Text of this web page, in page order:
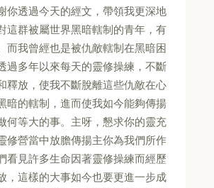
你透過今天的經文，帶領我更深地
這群被屬世界黑暗轄制的青年，有
而我曾經也是被仇敵轄制在黑暗困
過多年以來每天的靈修操練，不斷
釋放，使我不斷脫離這些仇敵在心
暗的轄制，進而使我如今能夠傳揚
何等大的事。主呀，懇求你的靈充
修營當中放膽傳揚主你為我們所作
看見許多生命因著靈修操練而經歷
，這樣的大事如今也要更進一步成